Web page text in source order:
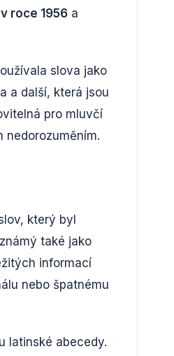
roce 1956 a
slova jako
a další, která jsou
pro mluvčí
nedorozuměním.
který byl
také jako
informací
nebo špatnému
latinské abecedy.